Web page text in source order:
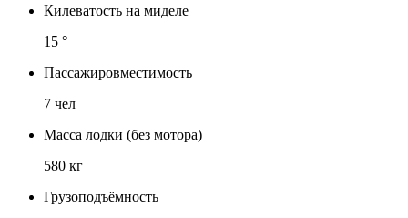
Килеватость на миделе
15 °
Пассажировместимость
7 чел
Масса лодки (без мотора)
580 кг
Грузоподъёмность